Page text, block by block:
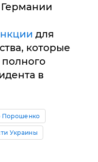
для
которые
полного
в
Порошенко
Украины